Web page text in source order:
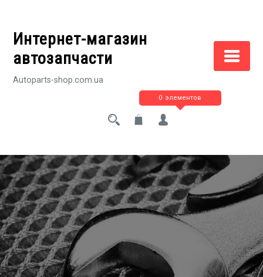
содержимому
Интернет-магазин
автозапчасти
Autoparts-shop.com.ua
0 элементов